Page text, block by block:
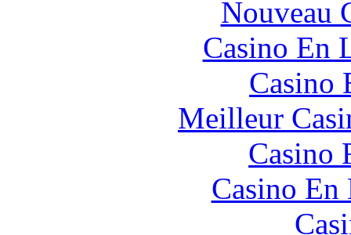
Nouveau
Casino En
Casino
Meilleur
Casino
Casino